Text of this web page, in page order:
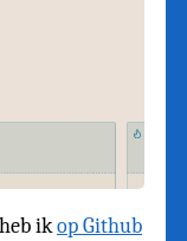
ikop Github